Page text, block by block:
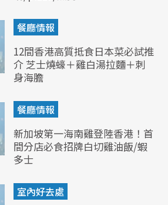
餐廳情報
12間香港高質抵食日本菜必試推
介 芝士燒蠔＋雞白湯拉麵＋刺
身海膽
餐廳情報
新加坡第一海南雞登陸香港！首
間分店必食招牌白切雞油飯/蝦
多士
室內好去處